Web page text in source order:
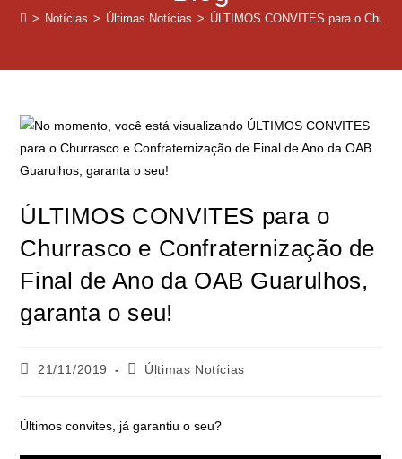
> Notícias > Últimas Notícias > ÚLTIMOS CONVITES para o
ÚLTIMOS CONVITES para o
Churrasco e Confraternização de
Final de Ano da OAB Guarulhos,
garanta o seu!
21/11/2019 Últimas Notícias
Últimos convites, já garantiu o seu?